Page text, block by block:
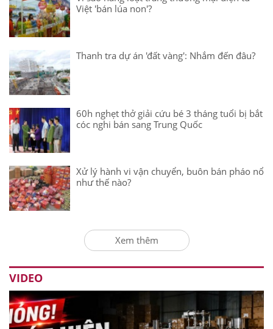
Việt 'bán lúa non'?
Thanh tra dự án 'đất vàng': Nhắm đến đâu?
60h nghẹt thở giải cứu bé 3 tháng tuổi bị bắt
cóc nghi bán sang Trung Quốc
Xử lý hành vi vận chuyển, buôn bán pháo nổ
như thế nào?
Xem thêm
VIDEO